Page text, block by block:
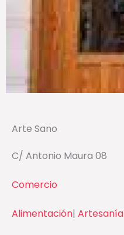
Arte Sano
C/ Antonio Maura 08
Comercio
Alimentación| Artesanía